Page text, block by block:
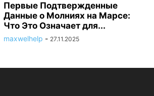
Первые Подтвержденные
Данные о Молниях на Марсе:
Что Это Означает для...
maxwelhelp - 27.11.2025